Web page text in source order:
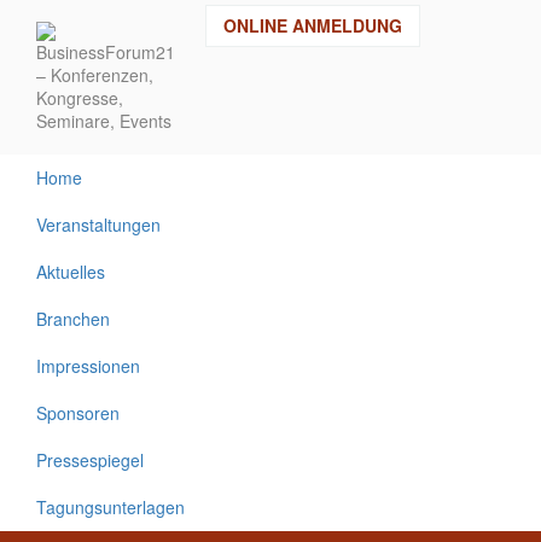
Inhalt
ONLINE ANMELDUNG
Home
Veranstaltungen
Aktuelles
Branchen
Impressionen
Sponsoren
Pressespiegel
Tagungsunterlagen